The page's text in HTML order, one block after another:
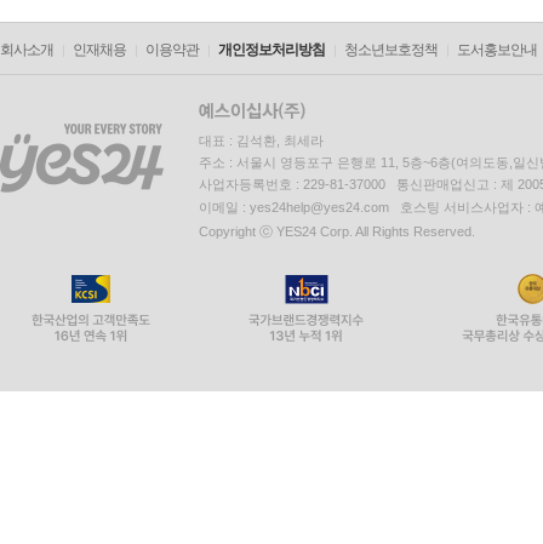
회사소개 인재채용 이용약관 개인정보처리방침 청소년보호정책 도서홍보안내
대표 : 김석환, 최세라
주소 : 서울시 영등포구 은행로 11, 5층~6층(여의도동,일신
사업자등록번호 : 229-81-37000 통신판매업신고 : 제
이메일 : yes24help@yes24.com 호스팅 서비스사업자 :
Copyright ⓒ YES24 Corp. All Rights Reserved.